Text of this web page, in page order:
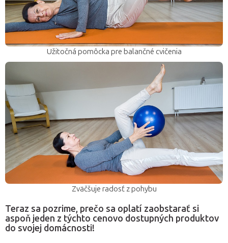
Užitočná pomôcka pre balančné cvičenia
Zväčšuje radosť z pohybu
Teraz sa pozrime, prečo sa oplatí zaobstarať si
aspoň jeden z týchto cenovo dostupných produktov
do svojej domácnosti!